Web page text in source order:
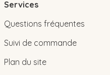
Services
Questions fréquentes
Suivi de commande
Plan du site